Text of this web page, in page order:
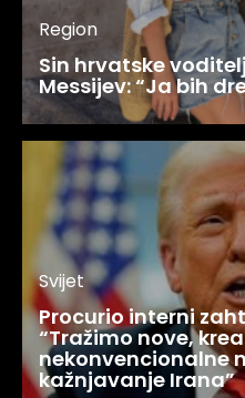
Region
Sin hrvatske
Messijev: “Ja bih
Svijet
Procurio interni
“Tražimo nove,
nekonvencionalne
kažnjavanje Irana”